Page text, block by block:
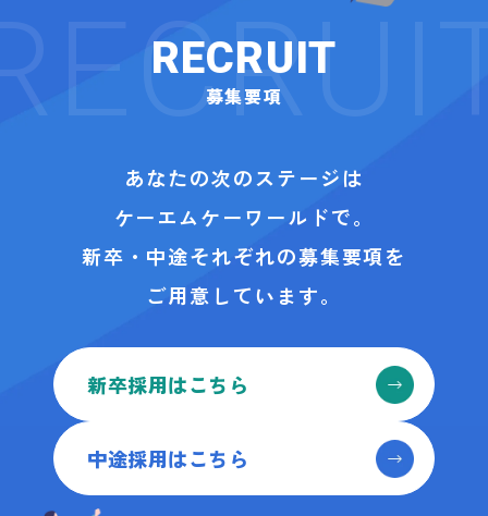
RECRUIT
募集要項
あなたの次のステージは
ケーエムケーワールドで。
新卒・中途それぞれの募集要項を
ご用意しています。
新卒採用はこちら
中途採用はこちら